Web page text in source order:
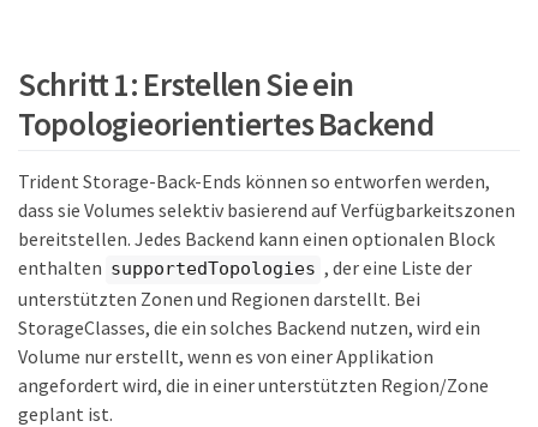
es.io/os":"linux","node-
role.kubernetes.io/worker":"","topology.kubern
etes.io/region":"us-
east1","topology.kubernetes.io/zone":"us-
Schritt 1: Erstellen Sie ein
Topologieorientiertes Backend
Trident Storage-Back-Ends können so entworfen werden,
dass sie Volumes selektiv basierend auf Verfügbarkeitszonen
bereitstellen. Jedes Backend kann einen optionalen Block
enthalten supportedTopologies , der eine Liste der
unterstützten Zonen und Regionen darstellt. Bei
StorageClasses, die ein solches Backend nutzen, wird ein
Volume nur erstellt, wenn es von einer Applikation
angefordert wird, die in einer unterstützten Region/Zone
geplant ist.